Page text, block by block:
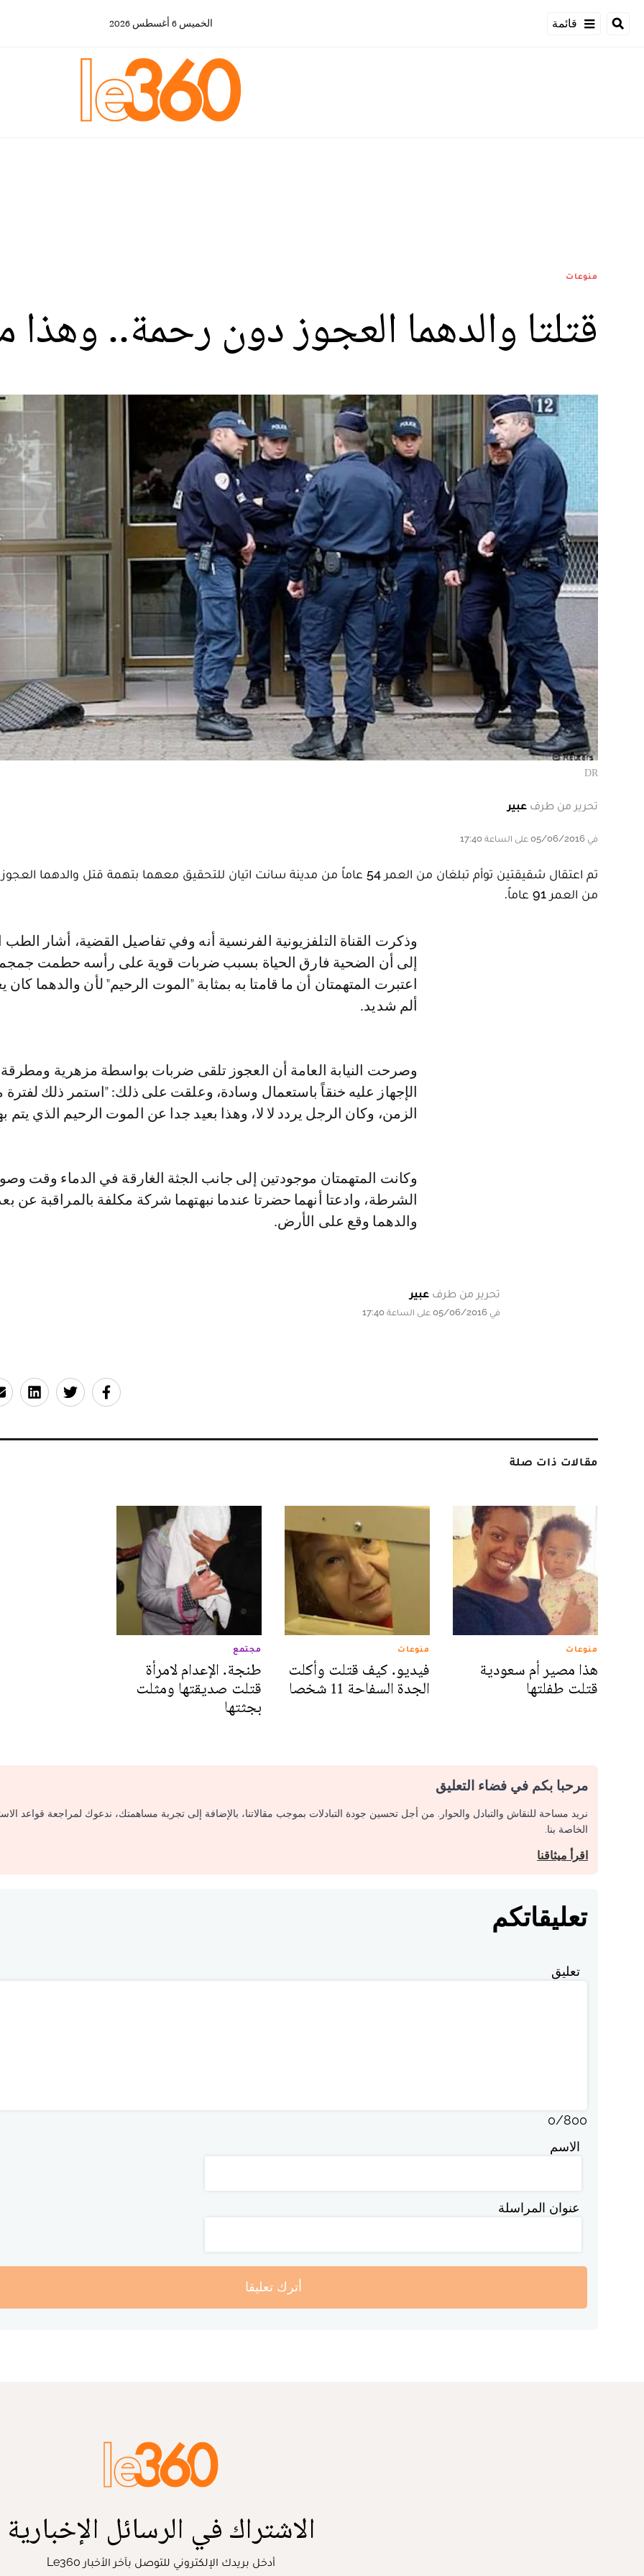
قائمة الخميس 6 أغسطس 2026
منوعات
قتلتا والدهما العجوز دون رحمة.. وهذا
DR
تحرير من طرف عبير
في 05/06/2016 على الساعة 17:40
تم اعتقال شقيقتين توأم تبلغان من العمر 54 عاماً من مدينة سانت اتيان للتحقيق معهما بتهمة قتل والدهما
من العمر 91 عاماً.
وذكرت القناة التلفزيونية الفرنسية أنه وفي تفاصيل القضية، أشار الطب الشرعي
إلى أن الضحية فارق الحياة بسبب ضربات قوية على رأسه حطمت
اعتبرت المتهمتان أن ما قامتا به بمثابة "الموت الرحيم" لأن والدهما كان
ألم شديد.
وصرحت النيابة العامة أن العجوز تلقى ضربات بواسطة مزهرية
الإجهاز عليه خنقاً باستعمال وسادة، وعلقت على ذلك: "استمر ذلك
الزمن، وكان الرجل يردد لا لا، وهذا بعيد جدا عن الموت الرحيم الذي يتم
وكانت المتهمتان موجودتين إلى جانب الجثة الغارقة في الدماء وقت
الشرطة، وادعتا أنهما حضرتا عندما نبهتهما شركة مكلفة بالمراقبة عن
والدهما وقع على الأرض.
تحرير من طرف عبير
في 05/06/2016 على الساعة 17:40
مقالات ذات صلة
منوعات
هذا مصير أم سعودية
قتلت طفلتها
منوعات
فيديو. كيف قتلت وأكلت
الجدة السفاحة 11 شخصا
مجتمع
طنجة. الإعدام لامرأة
قتلت صديقتها ومثلت
بجثتها
مرحبا بكم في فضاء التعليق
نريد مساحة للنقاش والتبادل والحوار. من أجل تحسين جودة التبادلات بموجب مقالاتنا، بالإضافة إلى تجربة مساهمتك، ندعوك لمراجعة قواعد
الخاصة بنا.
اقرأ ميثاقنا
تعليقاتكم
تعليق
0/800
الاسم
عنوان المراسلة
أترك تعليقا
الاشتراك في الرسائل الإخبارية
أدخل بريدك الإلكتروني للتوصل بآخر الأخبار Le360